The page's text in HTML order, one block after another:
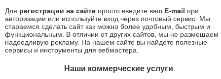
Для регистрации на сайте просто введите ваш E-mail при
авторизации или используйте вход через почтовый сервис. Мы
стараемся сделать сайт как можно более удобным, быстрым и
функциональным. В отличии от других сайтов, мы не размещаем
надоедливую рекламу. На нашем сайте вы найдете полезные
сервисы и инструменты для вебмастера.
Наши коммерческие услуги